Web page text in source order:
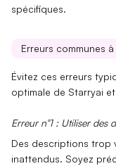
spécifiques.
Erreurs communes
Évitez ces erreurs
optimale de Starryai
Erreur n°1 : Utiliser des
Des descriptions trop
inattendus. Soyez